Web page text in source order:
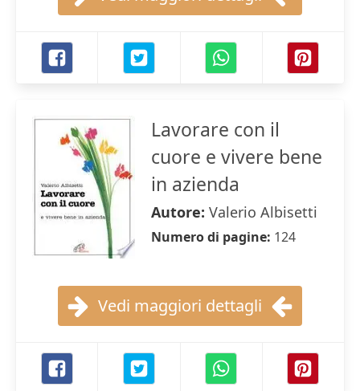
Lavorare con il
cuore e vivere bene
in azienda
Autore: Valerio Albisetti
Numero di pagine: 124
Vedi maggiori dettagli